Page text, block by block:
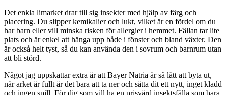
Det enkla limarket drar till sig insekter med hjälp av färg och
placering. Du slipper kemikalier och lukt, vilket är en fördel om du
har barn eller vill minska risken för allergier i hemmet. Fällan tar lite
plats och är enkel att hänga upp både i fönster och bland växter. Den
är också helt tyst, så du kan använda den i sovrum och barnrum utan
att bli störd.
Något jag uppskattar extra är att Bayer Natria är så lätt att byta ut,
när arket är fullt är det bara att ta ner och sätta dit ett nytt, inget kladd
och ingen spill. För dig som vill ha en prisvärd insektsfälla som bara